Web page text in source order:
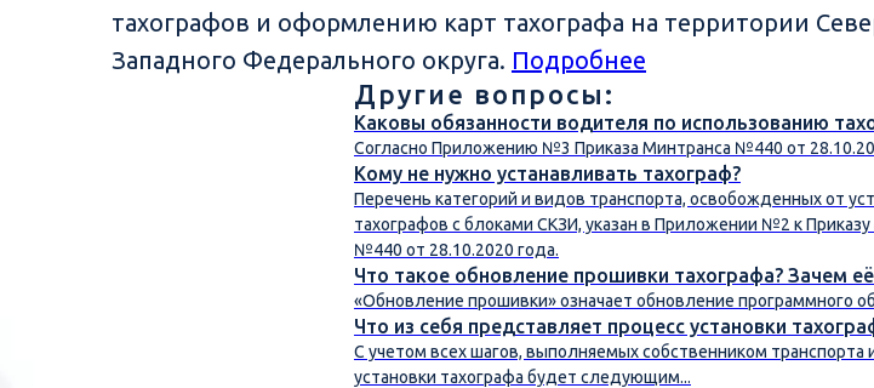
тахографов и оформлению карт тахографа на территории
Западного Федерального округа. Подробнее
Другие вопросы:
Каковы обязанности водителя по использованию
Согласно Приложению №3 Приказа Минтранса №440 от
Кому не нужно устанавливать тахограф?
Перечень категорий и видов транспорта, освобожденных от
тахографов с блоками СКЗИ, указан в Приложении №2 к
№440 от 28.10.2020 года.
Что такое обновление прошивки тахографа? Зачем
«Обновление прошивки» означает обновление программного
Что из себя представляет процесс установки
С учетом всех шагов, выполняемых собственником транспорта
установки тахографа будет следующим...